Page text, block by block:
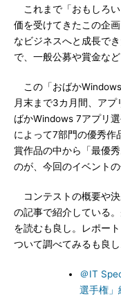
これまで「おもしろ
価を受けてきたこの企
なビジネスへと成長で
で、一般公募や賞金な
この「おばか
月末まで3カ月間、ア
ばかWindows 7アプリ
によって7部門の優秀作
賞作品の中から「最優
のが、今回のイベントの
コンテストの概要や
の記事で紹介している
を読むも良し。レポー
ついて調べてみるも良し
＠IT
選手権」